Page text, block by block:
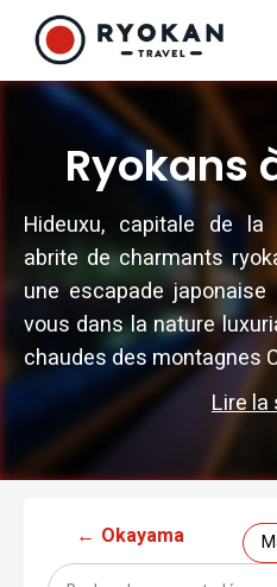
Vivez l'expérience authentique d'un
Ryokans
Hideuxu, capitale de
abrite de charmants
une escapade
vous dans la nature
chaudes des montagnes
Lire la
← Okayama